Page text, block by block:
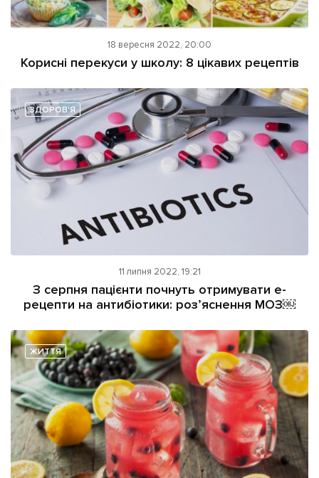
18 вересня 2022, 20:00
Корисні перекуси у школу: 8 цікавих рецептів
ЗДОРОВ'Я
11 липня 2022, 19:21
З серпня пацієнти почнуть отримувати е-
рецепти на антибіотики: розʼяснення МОЗ￼
ЖИТТЯ